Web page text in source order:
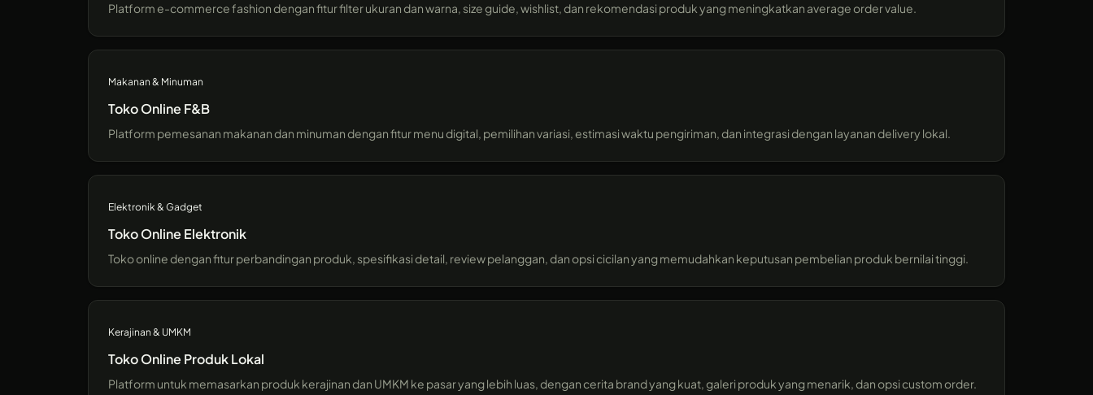
Platform e-commerce fashion dengan fitur filter ukuran dan warna, size guide, wishlist, dan rekomendasi produk yang meningkatkan average order value.
Makanan & Minuman
Toko Online F&B
Platform pemesanan makanan dan minuman dengan fitur menu digital, pemilihan variasi, estimasi waktu pengiriman, dan integrasi dengan layanan delivery lokal.
Elektronik & Gadget
Toko Online Elektronik
Toko online dengan fitur perbandingan produk, spesifikasi detail, review pelanggan, dan opsi cicilan yang memudahkan keputusan pembelian produk bernilai tinggi.
Kerajinan & UMKM
Toko Online Produk Lokal
Platform untuk memasarkan produk kerajinan dan UMKM ke pasar yang lebih luas, dengan cerita brand yang kuat, galeri produk yang menarik, dan opsi custom order.